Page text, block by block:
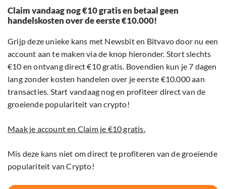
Claim vandaag nog €10 gratis en betaal geen
handelskosten over de eerste €10.000!
Grijp deze unieke kans met Newsbit en Bitvavo door nu een
account aan te maken via de knop hieronder. Stort slechts
€10 en ontvang direct €10 gratis. Bovendien kun je 7 dagen
lang zonder kosten handelen over je eerste €10.000 aan
transacties. Start vandaag nog en profiteer direct van de
groeiende populariteit van crypto!
Maak je account en Claim je €10 gratis.
Mis deze kans niet om direct te profiteren van de groeiende
populariteit van Crypto!